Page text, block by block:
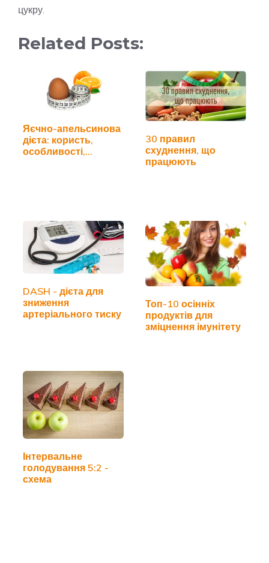
цукру.
Related Posts:
Яєчно-апельсинова
дієта: користь,
особливості,…
30 правил
схуднення, що
працюють
DASH - дієта для
зниження
артеріального тиску
Топ-10 осінніх
продуктів для
зміцнення імунітету
Інтервальне
голодування 5:2 -
схема